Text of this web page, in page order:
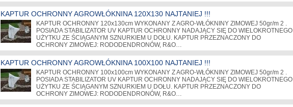
KAPTUR OCHRONNY AGROWŁÓKNINA 120X130 NAJTANIEJ !!!
KAPTUR OCHRONNY 120x130cm WYKONANY Z AGRO-WŁÓKNINY ZIMOWEJ 50gr/m 2 .
POSIADA STABILIZATOR UV KAPTUR OCHRONNY NADAJĄCY SIĘ DO WIELOKROTNEGO
UŻYTKU ZE ŚCIĄGANYM SZNURKIEM U DOŁU. KAPTUR PRZEZNACZONY DO
OCHRONY ZIMOWEJ: RODODENDRONÓW, R&O…
KAPTUR OCHRONNY AGROWŁÓKNINA 100X100 NAJTANIEJ !!!
KAPTUR OCHRONNY 100x100cm WYKONANY Z AGRO-WŁÓKNINY ZIMOWEJ 50gr/m 2 .
POSIADA STABILIZATOR UV KAPTUR OCHRONNY NADAJĄCY SIĘ DO WIELOKROTNEGO
UŻYTKU ZE ŚCIĄGANYM SZNURKIEM U DOŁU. KAPTUR PRZEZNACZONY DO
OCHRONY ZIMOWEJ: RODODENDRONÓW, R&O…